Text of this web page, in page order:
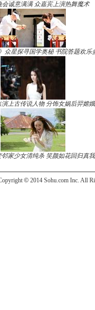
会诚意满满 众嘉宾上演热舞魔术
众星探寻国学奥秘 书院答题欢乐
演上古传说人物 分饰女娲后羿嫦娥
邻家少女清纯杀 笑颜如花回归真我
© 2014 Sohu.com Inc. All